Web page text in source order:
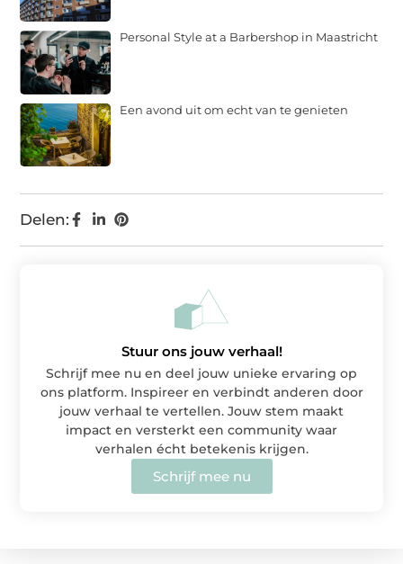
Delen:
Personal Style at a Barbershop in Maastricht
Een avond uit om echt van te genieten
Stuur ons jouw verhaal!
Schrijf mee nu en deel jouw unieke ervaring op
ons platform. Inspireer en verbindt anderen door
jouw verhaal te vertellen. Jouw stem maakt
impact en versterkt een community waar
verhalen écht betekenis krijgen.
Schrijf mee nu